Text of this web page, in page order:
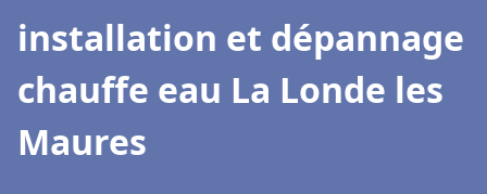
installation et dépannage
chauffe eau La Londe les
Maures